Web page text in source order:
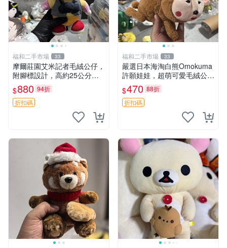
福和二手市場 33
摩爾莊園艾米記者毛絨公仔，
附腳標設計，高約25公分，
全新未拆封，限量珍藏。艾米
記者 毛絨公仔 超萌玩偶
$880 94折
折扣碼
福和二手市場 33
嚴選日本海淘白熊Omokuma
許願娃娃，超萌可愛毛絨公仔
推薦收藏 白熊 Omokuma 毛
絨玩具 偽裝娃娃 玩具擺飾
$470 88折
折扣碼